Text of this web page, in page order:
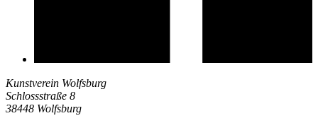
Kunstverein Wolfsburg
Schlossstraße 8
38448 Wolfsburg